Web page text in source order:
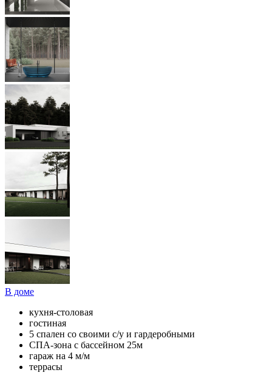
В доме
кухня-столовая
гостиная
5 спален со своими с/у и гардеробными
СПА-зона с бассейном 25м
гараж на 4 м/м
террасы